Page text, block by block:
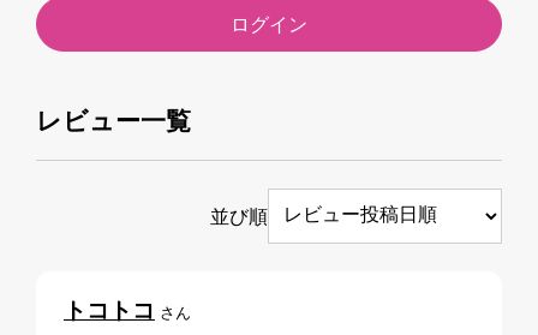
ログイン
レビュー一覧
並び順
トコトコ さん